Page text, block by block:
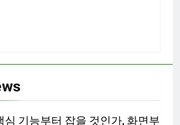
심 기능부터 잡을 것인가, 화면부